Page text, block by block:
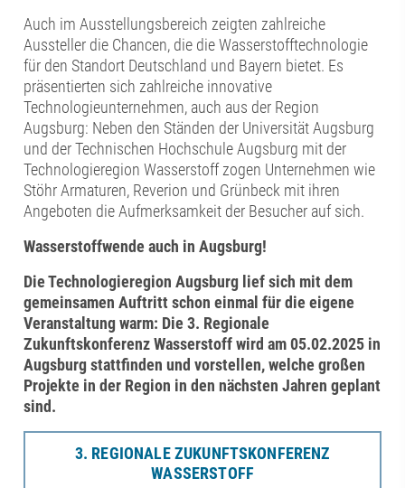
Auch im Ausstellungsbereich zeigten zahlreiche
Aussteller die Chancen, die die Wasserstofftechnologie
für den Standort Deutschland und Bayern bietet. Es
präsentierten sich zahlreiche innovative
Technologieunternehmen, auch aus der Region
Augsburg: Neben den Ständen der Universität Augsburg
und der Technischen Hochschule Augsburg mit der
Technologieregion Wasserstoff zogen Unternehmen wie
Stöhr Armaturen, Reverion und Grünbeck mit ihren
Angeboten die Aufmerksamkeit der Besucher auf sich.
Wasserstoffwende auch in Augsburg!
Die Technologieregion Augsburg lief sich mit dem
gemeinsamen Auftritt schon einmal für die eigene
Veranstaltung warm: Die 3. Regionale
Zukunftskonferenz Wasserstoff wird am 05.02.2025 in
Augsburg stattfinden und vorstellen, welche großen
Projekte in der Region in den nächsten Jahren geplant
sind.
3. REGIONALE ZUKUNFTSKONFERENZ
WASSERSTOFF